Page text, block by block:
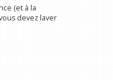
(et à la
devez laver